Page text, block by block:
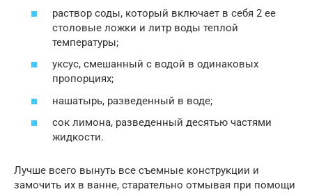
раствор соды, который включает в себя 2 ее
столовые ложки и литр воды теплой
температуры;
уксус, смешанный с водой в одинаковых
пропорциях;
нашатырь, разведенный в воде;
сок лимона, разведенный десятью частями
жидкости.
Лучше всего вынуть все съемные конструкции и
замочить их в ванне, старательно отмывая при помощи